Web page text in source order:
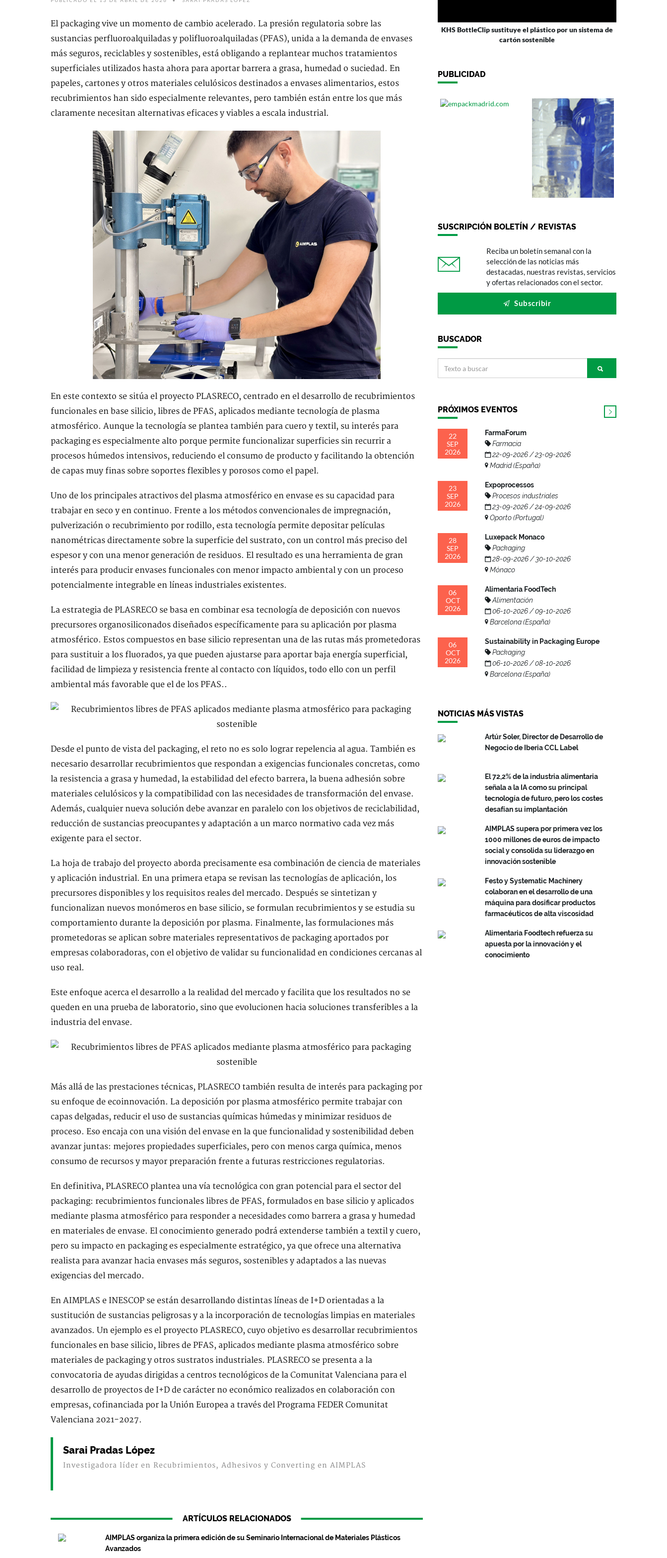
El packaging vive un momento de cambio acelerado. La presión regulatoria sobre las
sustancias perfluoroalquiladas y polifluoroalquiladas (PFAS), unida a la demanda de envases
más seguros, reciclables y sostenibles, está obligando a replantear muchos tratamientos
superficiales utilizados hasta ahora para aportar barrera a grasa, humedad o suciedad. En
papeles, cartones y otros materiales celulósicos destinados a envases alimentarios, estos
recubrimientos han sido especialmente relevantes, pero también están entre los que más
claramente necesitan alternativas eficaces y viables a escala industrial.
En este contexto se sitúa el proyecto PLASRECO, centrado en el desarrollo de recubrimientos
funcionales en base silicio, libres de PFAS, aplicados mediante tecnología de plasma
atmosférico. Aunque la tecnología se plantea también para cuero y textil, su interés para
packaging es especialmente alto porque permite funcionalizar superficies sin recurrir a
procesos húmedos intensivos, reduciendo el consumo de producto y facilitando la obtención
de capas muy finas sobre soportes flexibles y porosos como el papel.
Uno de los principales atractivos del plasma atmosférico en envase es su capacidad para
trabajar en seco y en continuo. Frente a los métodos convencionales de impregnación,
pulverización o recubrimiento por rodillo, esta tecnología permite depositar películas
nanométricas directamente sobre la superficie del sustrato, con un control más preciso del
espesor y con una menor generación de residuos. El resultado es una herramienta de gran
interés para producir envases funcionales con menor impacto ambiental y con un proceso
potencialmente integrable en líneas industriales existentes.
La estrategia de PLASRECO se basa en combinar esa tecnología de deposición con nuevos
precursores organosiliconados diseñados específicamente para su aplicación por plasma
atmosférico. Estos compuestos en base silicio representan una de las rutas más prometedoras
para sustituir a los fluorados, ya que pueden ajustarse para aportar baja energía superficial,
facilidad de limpieza y resistencia frente al contacto con líquidos, todo ello con un perfil
ambiental más favorable que el de los PFAS..
Desde el punto de vista del packaging, el reto no es solo lograr repelencia al agua. También es
necesario desarrollar recubrimientos que respondan a exigencias funcionales concretas, como
la resistencia a grasa y humedad, la estabilidad del efecto barrera, la buena adhesión sobre
materiales celulósicos y la compatibilidad con las necesidades de transformación del envase.
Además, cualquier nueva solución debe avanzar en paralelo con los objetivos de reciclabilidad,
reducción de sustancias preocupantes y adaptación a un marco normativo cada vez más
exigente para el sector.
La hoja de trabajo del proyecto aborda precisamente esa combinación de ciencia de materiales
y aplicación industrial. En una primera etapa se revisan las tecnologías de aplicación, los
precursores disponibles y los requisitos reales del mercado. Después se sintetizan y
funcionalizan nuevos monómeros en base silicio, se formulan recubrimientos y se estudia su
comportamiento durante la deposición por plasma. Finalmente, las formulaciones más
prometedoras se aplican sobre materiales representativos de packaging aportados por
empresas colaboradoras, con el objetivo de validar su funcionalidad en condiciones cercanas al
uso real.
Este enfoque acerca el desarrollo a la realidad del mercado y facilita que los resultados no se
queden en una prueba de laboratorio, sino que evolucionen hacia soluciones transferibles a la
industria del envase.
Más allá de las prestaciones técnicas, PLASRECO también resulta de interés para packaging por
su enfoque de ecoinnovación. La deposición por plasma atmosférico permite trabajar con
capas delgadas, reducir el uso de sustancias químicas húmedas y minimizar residuos de
proceso. Eso encaja con una visión del envase en la que funcionalidad y sostenibilidad deben
avanzar juntas: mejores propiedades superficiales, pero con menos carga química, menos
consumo de recursos y mayor preparación frente a futuras restricciones regulatorias.
En definitiva, PLASRECO plantea una vía tecnológica con gran potencial para el sector del
packaging: recubrimientos funcionales libres de PFAS, formulados en base silicio y aplicados
mediante plasma atmosférico para responder a necesidades como barrera a grasa y humedad
en materiales de envase. El conocimiento generado podrá extenderse también a textil y cuero,
pero su impacto en packaging es especialmente estratégico, ya que ofrece una alternativa
realista para avanzar hacia envases más seguros, sostenibles y adaptados a las nuevas
exigencias del mercado.
En AIMPLAS e INESCOP se están desarrollando distintas líneas de I+D orientadas a la
sustitución de sustancias peligrosas y a la incorporación de tecnologías limpias en materiales
avanzados. Un ejemplo es el proyecto PLASRECO, cuyo objetivo es desarrollar recubrimientos
funcionales en base silicio, libres de PFAS, aplicados mediante plasma atmosférico sobre
materiales de packaging y otros sustratos industriales. PLASRECO se presenta a la
convocatoria de ayudas dirigidas a centros tecnológicos de la Comunitat Valenciana para el
desarrollo de proyectos de I+D de carácter no económico realizados en colaboración con
empresas, cofinanciada por la Unión Europea a través del Programa FEDER Comunitat
Valenciana 2021-2027.
Sarai Pradas López
Investigadora líder en Recubrimientos, Adhesivos y Converting en AIMPLAS
ARTÍCULOS RELACIONADOS
AIMPLAS organiza la primera edición de su Seminario Internacional de Materiales Plásticos
Avanzados
KHS BottleClip sustituye el plástico por un sistema de
cartón sostenible
PUBLICIDAD
SUSCRIPCIÓN BOLETÍN / REVISTAS
Reciba un boletín semanal con la
selección de las noticias más
destacadas, nuestras revistas, servicios
y ofertas relacionados con el sector.
Subscribir
BUSCADOR
PRÓXIMOS EVENTOS
22
SEP
2026
FarmaForum
Farmacia
22-09-2026 / 23-09-2026
Madrid (España)
23
SEP
2026
Expoprocessos
Procesos industriales
23-09-2026 / 24-09-2026
Oporto (Portugal)
28
SEP
2026
Luxepack Monaco
Packaging
28-09-2026 / 30-10-2026
Mónaco
06
OCT
2026
Alimentaria FoodTech
Alimentación
06-10-2026 / 09-10-2026
Barcelona (España)
06
OCT
2026
Sustainability in Packaging Europe
Packaging
06-10-2026 / 08-10-2026
Barcelona (España)
NOTICIAS MÁS VISTAS
Artúr Soler, Director de Desarrollo de
Negocio de Iberia CCL Label
El 72,2% de la industria alimentaria
señala a la IA como su principal
tecnología de futuro, pero los costes
desafían su implantación
AIMPLAS supera por primera vez los
1000 millones de euros de impacto
social y consolida su liderazgo en
innovación sostenible
Festo y Systematic Machinery
colaboran en el desarrollo de una
máquina para dosificar productos
farmacéuticos de alta viscosidad
Alimentaria Foodtech refuerza su
apuesta por la innovación y el
conocimiento